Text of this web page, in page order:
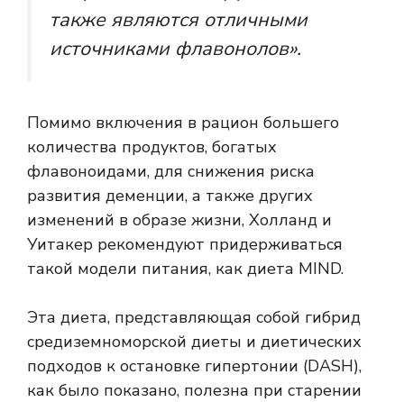
также являются отличными
источниками флавонолов».
Помимо включения в рацион большего
количества продуктов, богатых
флавоноидами, для снижения риска
развития деменции, а также других
изменений в образе жизни, Холланд и
Уитакер рекомендуют придерживаться
такой модели питания, как диета MIND.
Эта диета, представляющая собой гибрид
средиземноморской диеты и диетических
подходов к остановке гипертонии (DASH),
как было показано, полезна при старении